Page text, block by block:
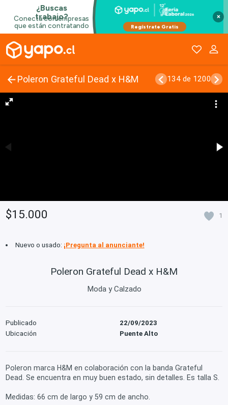
×
Poleron Grateful Dead x H&M 134 de 1200
$15.000 1
Nuevo o usado: ¡Pregunta al anunciante!
Poleron Grateful Dead x H&M
Moda y Calzado
Publicado
22/09/2023
Ubicación
Puente Alto
Poleron marca H&M en colaboración con la banda Grateful
Dead. Se encuentra en muy buen estado, sin detalles. Es talla S.
Medidas: 66 cm de largo y 59 cm de ancho.